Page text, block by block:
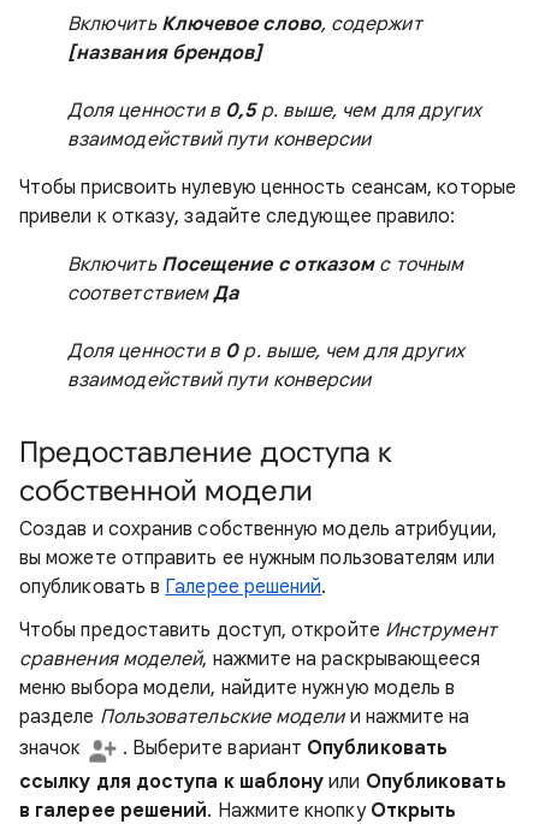
Включить Ключевое слово, содержит
[названия брендов]
Доля ценности в 0,5р. выше, чем для других
взаимодействий пути конверсии
Чтобы присвоить нулевую ценность сеансам, которые
привели к отказу, задайте следующее правило:
Включить Посещение с отказомс точным
соответствиемДа
Доля ценности в 0р. выше, чем для других
взаимодействий пути конверсии
Предоставление доступа к
собственной модели
Создав и сохранив собственную модель атрибуции,
вы можете отправить ее нужным пользователям или
опубликовать в Галерее решений.
Чтобы предоставить доступ, откройте Инструмент
сравнения моделей, нажмите на раскрывающееся
меню выбора модели, найдите нужную модель в
разделе Пользовательские моделии нажмите на
значок
. Выберите вариант Опубликовать
ссылку для доступа к шаблону или Опубликовать
в галерее решений. Нажмите кнопку Открыть